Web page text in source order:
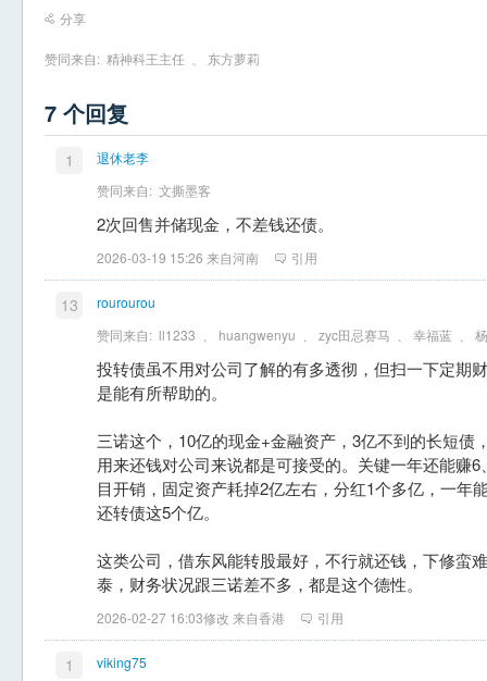
分享
赞同来自: 精神科王主任 、 东方萝莉
7 个回复
1
退休老李
赞同来自: 文撕墨客
2次回售并储现金，不差钱还债。
2026-03-19 15:26 来自河南 引用
13
rourourou
赞同来自: ll1233 、 huangwenyu 、 zyc田忌赛马 、 幸福蓝 、
投转债虽不用对公司了解的有多透彻，但扫一下定期
是能有所帮助的。
三诺这个，10亿的现金+金融资产，3亿不到的长短债
用来还钱对公司来说都是可接受的。关键一年还能赚
目开销，固定资产耗掉2亿左右，分红1个多亿，一年
还转债这5个亿。
这类公司，借东风能转股最好，不行就还钱，下修蛮
泰，财务状况跟三诺差不多，都是这个德性。
2026-02-27 16:03修改 来自香港 引用
1
viking75